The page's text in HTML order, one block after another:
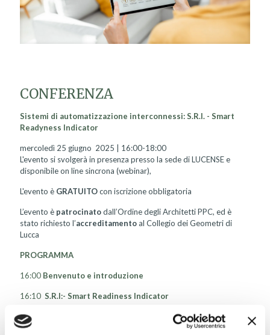
CONFERENZA
Sistemi di automatizzazione interconnessi: S.R.I. - Smart
Readyness Indicator
mercoledì 25 giugno 2025 | 16:00-18:00
L'evento si svolgerà in presenza presso la sede di LUCENSE e
disponibile on line sincrona (webinar),
L'evento è GRATUITOcon iscrizione obbligatoria
L’evento è patrocinatodall’Ordine degli Architetti PPC, ed è
stato richiesto l’accreditamentoal Collegio dei Geometri di
Lucca
PROGRAMMA
16:00 Benvenuto e introduzione
16:10 S.R.I:- Smart Readiness Indicator
Il Progetto Guardians: obiettivi e Metodologia